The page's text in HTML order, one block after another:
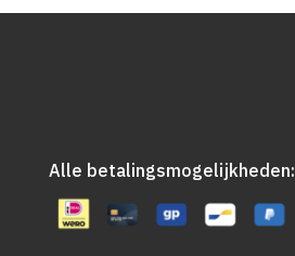
Alle betalingsmogelijkheden: